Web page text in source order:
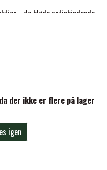
& TILBEHØR
SADLER
TILBEHØR
PADS
- de bløde satinbindende
med at forhindre
der ikke er flere på lager
igen